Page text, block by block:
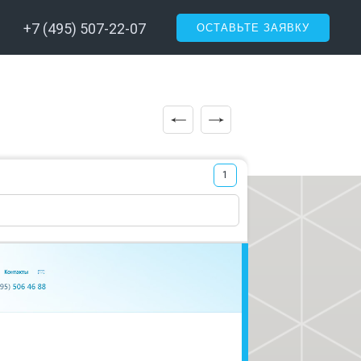
+7 (495) 507-22-07 ОСТАВЬТЕ ЗАЯВКУ
1